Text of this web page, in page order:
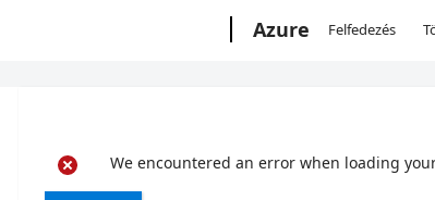
Azure Felfedezés
We encountered an error when loading